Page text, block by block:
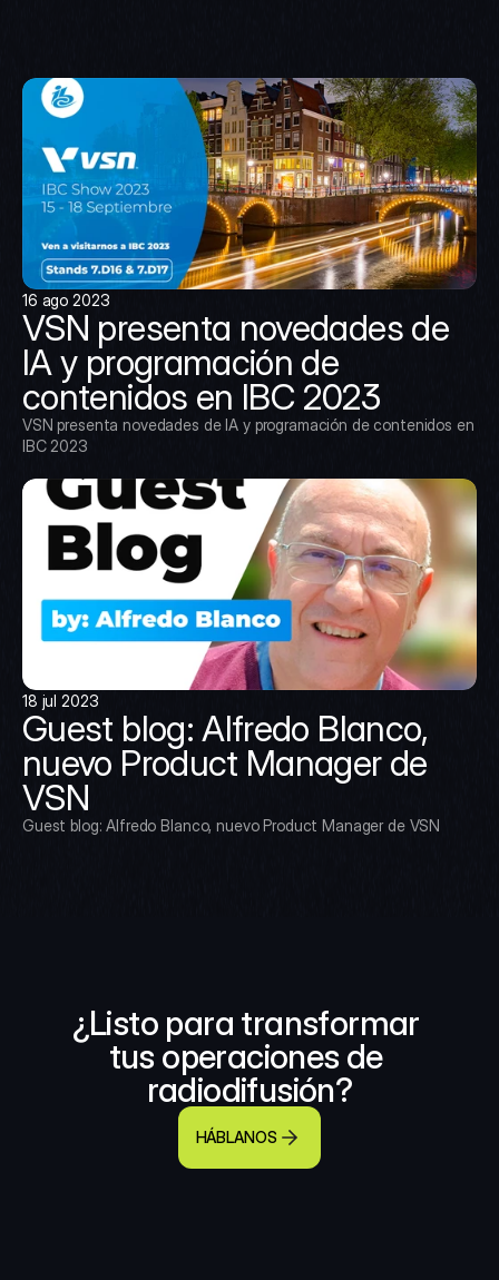
16 ago 2023
VSN presenta novedades de
IA y programación de
contenidos en IBC 2023
VSN presenta novedades de IA y programación de contenidos en
IBC 2023
18 jul 2023
Guest blog: Alfredo Blanco,
nuevo Product Manager de
VSN
Guest blog: Alfredo Blanco, nuevo Product Manager de VSN
¿Listo para transformar
tus operaciones de
radiodifusión?
HÁBLANOS